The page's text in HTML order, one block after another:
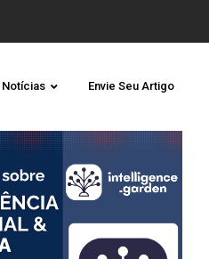
Notícias Envie Seu Artigo